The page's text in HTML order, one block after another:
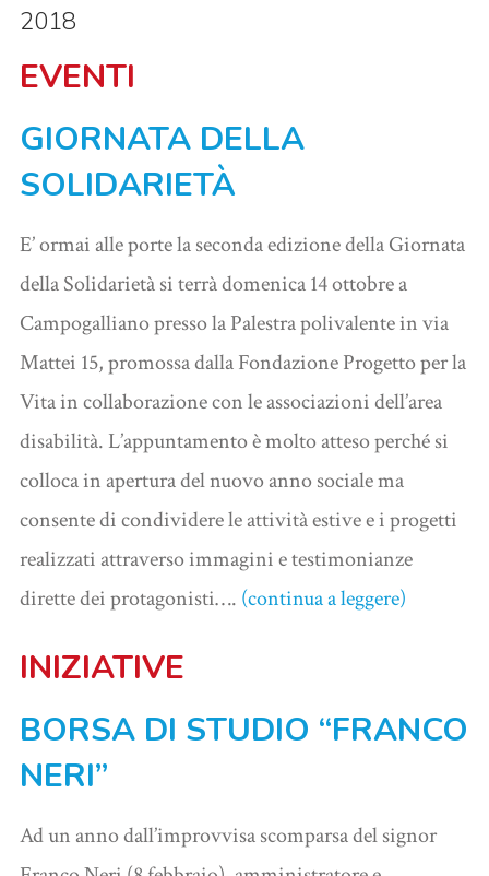
2018
EVENTI
GIORNATA DELLA
SOLIDARIETÀ
E’ ormai alle porte la seconda edizione della Giornata
della Solidarietà si terrà domenica 14 ottobre a
Campogalliano presso la Palestra polivalente in via
Mattei 15, promossa dalla Fondazione Progetto per la
Vita in collaborazione con le associazioni dell’area
disabilità. L’appuntamento è molto atteso perché si
colloca in apertura del nuovo anno sociale ma
consente di condividere le attività estive e i progetti
realizzati attraverso immagini e testimonianze
dirette dei protagonisti…. (continua a leggere)
INIZIATIVE
BORSA DI STUDIO “FRANCO
NERI”
Ad un anno dall’improvvisa scomparsa del signor